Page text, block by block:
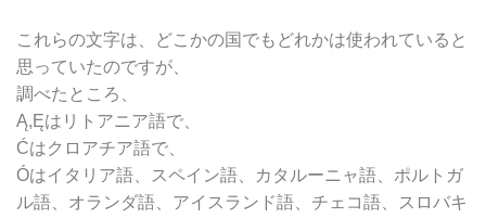
これらの文字は、どこかの国でもどれかは使われていると
思っていたのですが、
調べたところ、
Ą,Ęはリトアニア語で、
Ćはクロアチア語で、
Óはイタリア語、スペイン語、カタルーニャ語、ポルトガ
ル語、オランダ語、アイスランド語、チェコ語、スロバキ